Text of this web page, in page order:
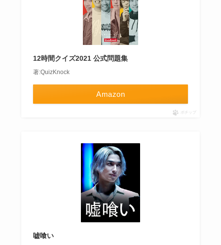
12時間クイズ2021 公式問題集
著:QuizKnock
Amazon
ポチップ
嘘喰い